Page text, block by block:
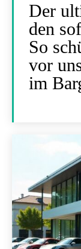
Der
den
So
vor
im